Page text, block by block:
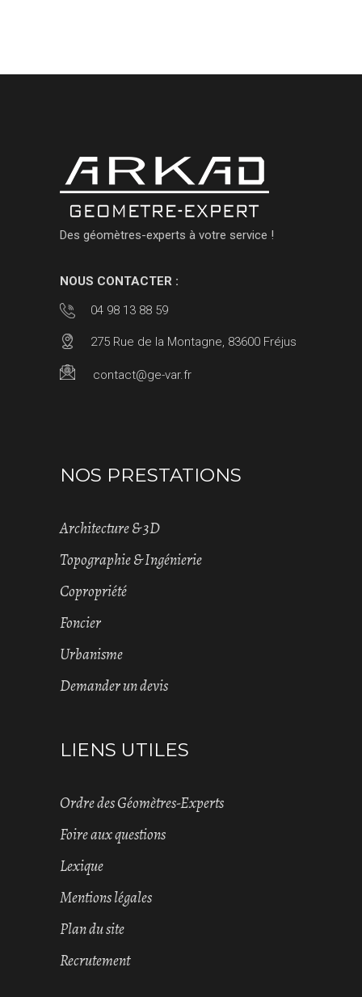
Des géomètres-experts à votre service !
NOUS CONTACTER :
04 98 13 88 59
275 Rue de la Montagne, 83600 Fréjus
contact@ge-var.fr
NOS PRESTATIONS
Architecture & 3D
Topographie & Ingénierie
Copropriété
Foncier
Urbanisme
Demander un devis
LIENS UTILES
Ordre des Géomètres-Experts
Foire aux questions
Lexique
Mentions légales
Plan du site
Recrutement